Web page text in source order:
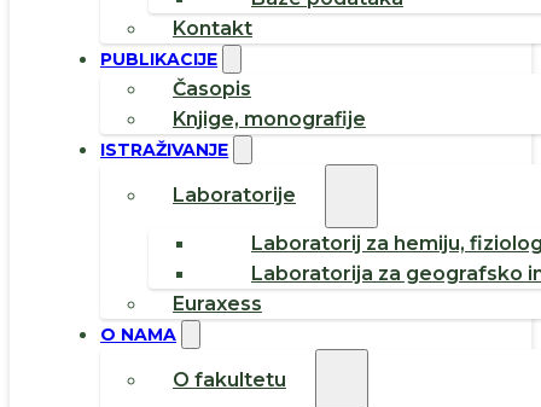
Kontakt
PUBLIKACIJE
Časopis
Knjige, monografije
ISTRAŽIVANJE
Laboratorije
Laboratorij za hemiju,
Laboratorija za geografsko
Euraxess
O NAMA
O fakultetu